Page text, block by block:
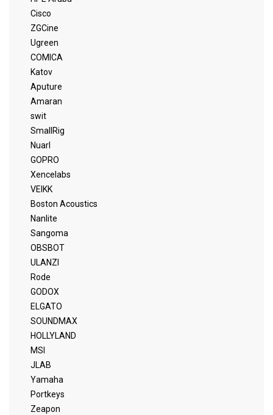
Cisco
ZGCine
Ugreen
COMICA
Katov
Aputure
Amaran
swit
SmallRig
Nuarl
GOPRO
Xencelabs
VEIKK
Boston Acoustics
Nanlite
Sangoma
OBSBOT
ULANZI
Rode
GODOX
ELGATO
SOUNDMAX
HOLLYLAND
MSI
JLAB
Yamaha
Portkeys
Zeapon